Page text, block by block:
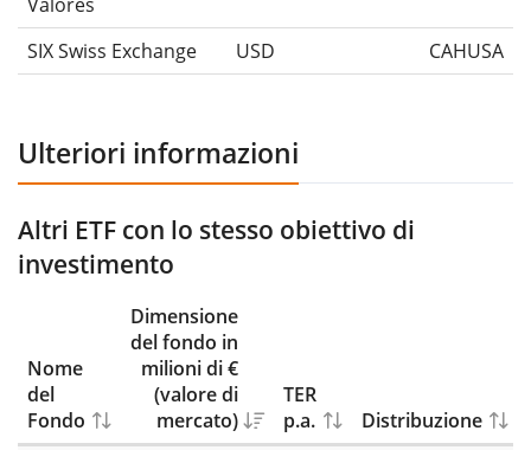
SIX Swiss Exchange
USD CAHUSA
Ulteriori informazioni
Altri ETF con lo stesso obiettivo di
investimento
Nome
del
Fondo
Dimensione
del fondo in
milioni di €
(valore di
mercato)
TER
p.a.
Distribuzione